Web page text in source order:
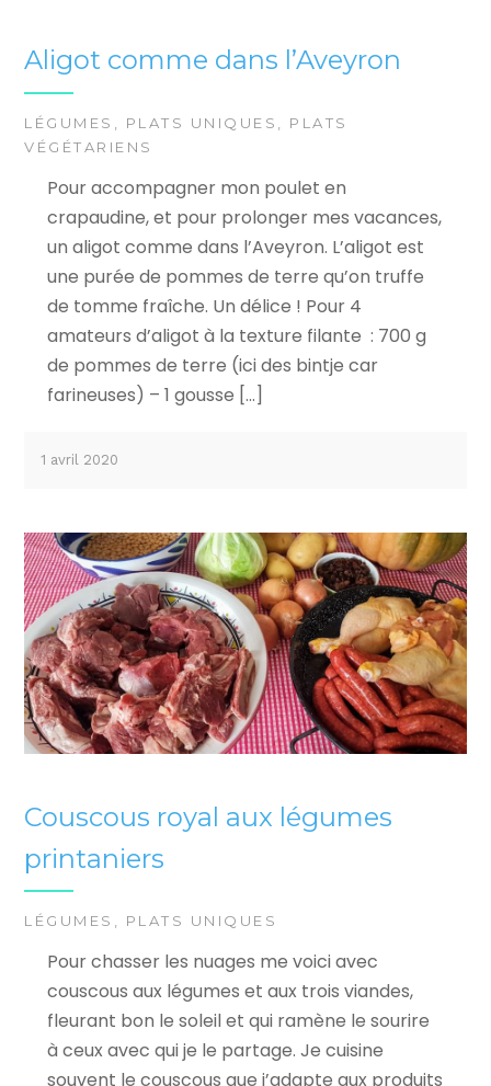
Aligot comme dans l’Aveyron
LÉGUMES PLATS UNIQUES
PLATS
VÉGÉTARIENS
Pour accompagner mon poulet en
crapaudine, et pour prolonger mes vacances,
un aligot comme dans l’Aveyron. L’aligot est
une purée de pommes de terre qu’on truffe
de tomme fraîche. Un délice ! Pour 4
amateurs d’aligot à la texture filante : 700 g
de pommes de terre (ici des bintje car
farineuses) – 1 gousse […]
1 avril 2020
Couscous royal aux légumes
printaniers
LÉGUMES , PLATS UNIQUES
Pour chasser les nuages me voici avec
couscous aux légumes et aux trois viandes,
fleurant bon le soleil et qui ramène le sourire
à ceux avec qui je le partage. Je cuisine
souvent le couscous que j’adapte aux produits